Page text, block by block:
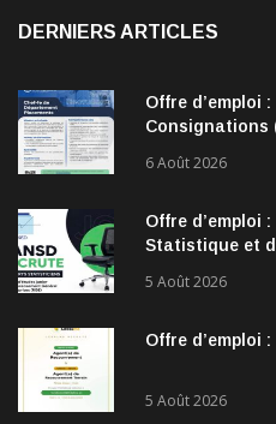
DERNIERS ARTICLES
Offre d’emploi
Consignations
6 Août 2026
Offre d’emploi
Statistique et
5 Août 2026
Offre d’emploi
5 Août 2026